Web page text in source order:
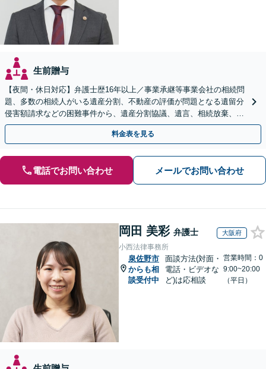
生前贈与
【夜間・休日対応】弁護士歴16年以上／事業承継等事業会社の相続問
題、多数の相続人がいる遺産分割、不動産の評価が問題となる遺留分
侵害額請求などの困難事件から、遺産分割協議、遺言、相続放棄、使
途不明金の調査まで、全般の経験豊富【JR草津駅2分】
料金表を見る
電話でお問い合わせ メールでお問い合わせ
岡田 美彩 弁護士 大阪府
小西法律事務所
泉佐野市
からも相
談受付中
面談方法(対面・
電話・ビデオな
ど)は応相談
営業時間：0
9:00~20:00
（平日）